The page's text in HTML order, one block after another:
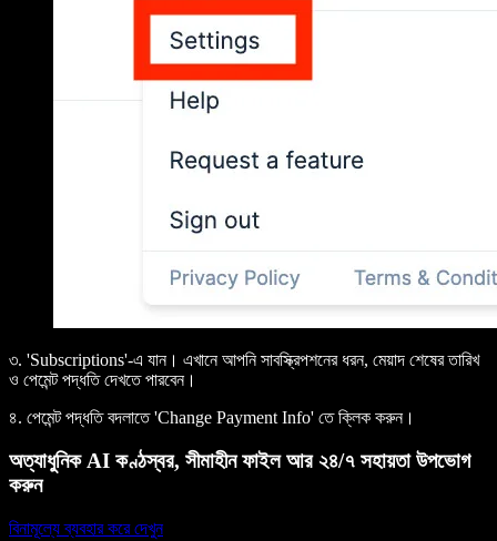
৩. 'Subscriptions'-এ যান। এখানে আপনি সাবস্ক্রিপশনের ধরন, মেয়াদ শেষের তারিখ
ও পেমেন্ট পদ্ধতি দেখতে পারবেন।
৪. পেমেন্ট পদ্ধতি বদলাতে 'Change Payment Info' তে ক্লিক করুন।
অত্যাধুনিক AI কণ্ঠস্বর, সীমাহীন ফাইল আর ২৪/৭ সহায়তা উপভোগ
করুন
বিনামূল্যে ব্যবহার করে দেখুন